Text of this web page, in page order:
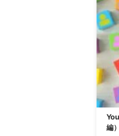
ツ
れ
ツ
い
◯
...
編）